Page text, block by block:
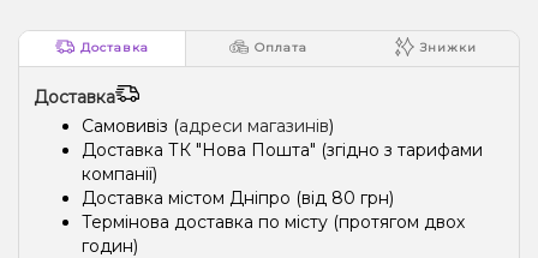
Доставка Оплата Знижки
Доставка
Самовивіз (адреси магазинів)
Доставка ТК "Нова Пошта" (згідно з тарифами
компанії)
Доставка містом Дніпро (від 80 грн)
Термінова доставка по місту (протягом двох
годин)